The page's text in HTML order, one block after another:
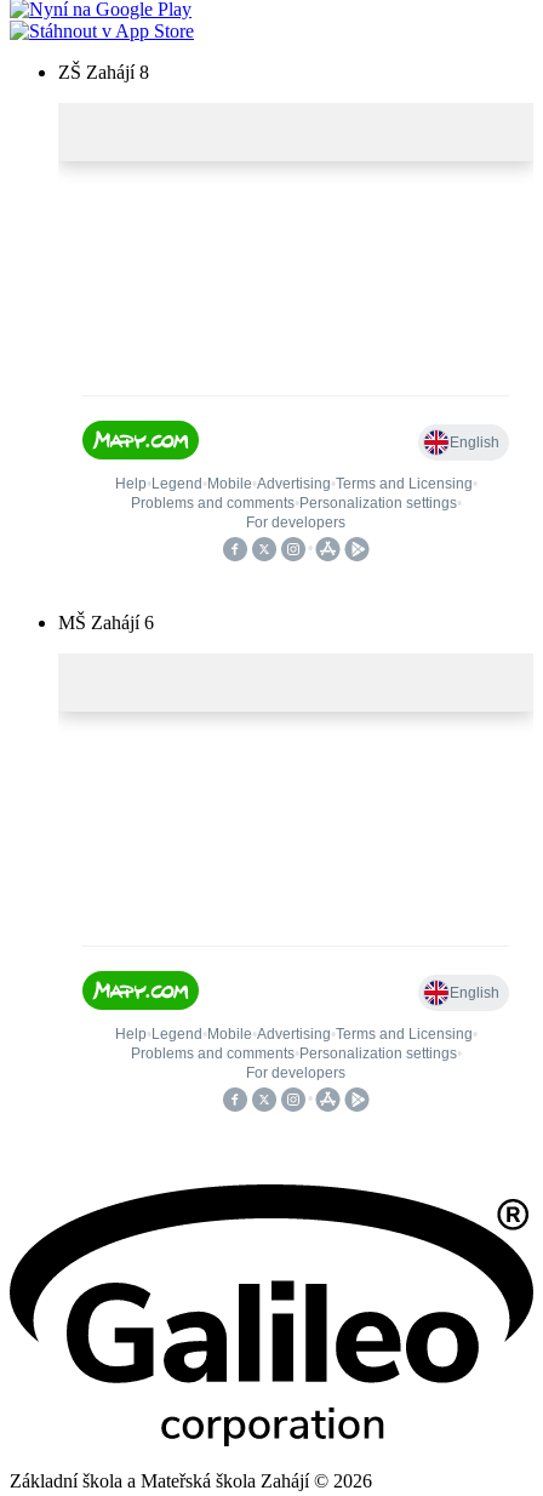
ZŠ Zahájí 8
MŠ Zahájí 6
Základní škola a Mateřská škola Zahájí © 2026